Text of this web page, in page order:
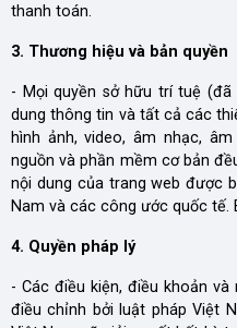
thanh toán.
3. Thương hiệu và bản quyền
- Mọi quyền sở hữu trí tuệ
dung thông tin và tất cả các
hình ảnh, video, âm nhạc,
nguồn và phần mềm cơ bản
nội dung của trang web được
Nam và các công ước quốc tế.
4. Quyền pháp lý
- Các điều kiện, điều khoản
điều chỉnh bởi luật pháp Việt